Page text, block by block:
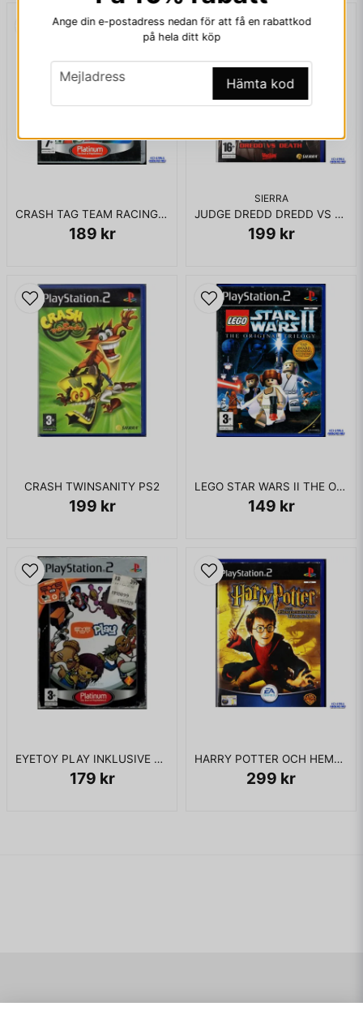
CRASH TAG TEAM RACING PS2
189 kr
SIERRA
JUDGE DREDD DREDD VS DEATH PS2
199 kr
CRASH TWINSANITY PS2
199 kr
LEGO STAR WARS II THE ORIGINAL TRILOGY PS2
149 kr
EYETOY PLAY INKLUSIVE KAMERA PS2
179 kr
HARRY POTTER OCH HEMLIGHETERNAS KAMMARE PS2
299 kr
Ange din e-postadress nedan för att få en rabattkod
på hela ditt köp
email
Mejladress Hämta kod